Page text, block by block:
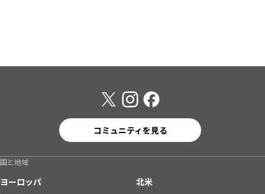
コミュニティを見る
国と地域
ヨーロッパ
北米